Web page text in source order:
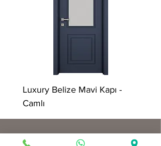
Luxury Belize Mavi Kapı -
Camlı